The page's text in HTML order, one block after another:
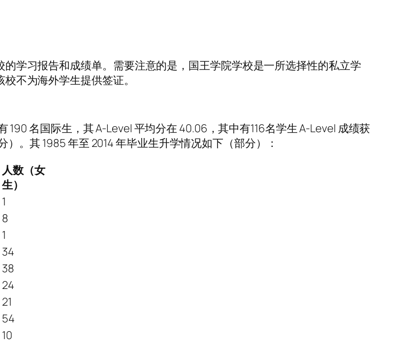
学习报告和成绩单。需要注意的是，国王学院学校是一所选择性的私立学
不为海外学生提供签证。
190 名国际生，其 A-Level 平均分在 40.06，其中有116名学生 A-Level 成绩获
。其 1985 年至 2014 年毕业生升学情况如下（部分）：
人数（女
生）
1
8
1
34
38
24
21
54
10